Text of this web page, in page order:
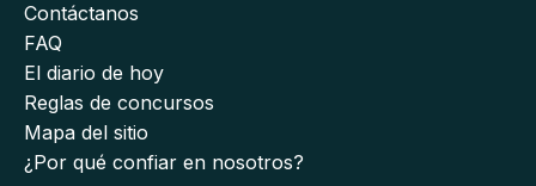
Contáctanos
FAQ
El diario de hoy
Reglas de concursos
Mapa del sitio
¿Por qué confiar en nosotros?